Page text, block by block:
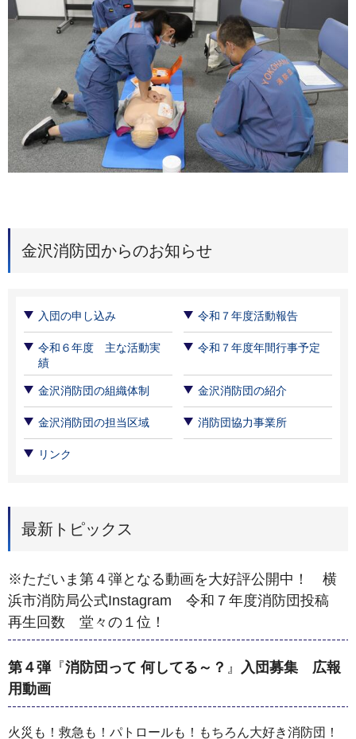
金沢消防団からのお知らせ
入団の申し込み 令和７年度活動報告
令和６年度 主な活動実
績
令和７年度年間行事予定
金沢消防団の組織体制 金沢消防団の紹介
金沢消防団の担当区域 消防団協力事業所
リンク
最新トピックス
※ただいま第４弾となる動画を大好評公開中！ 横
浜市消防局公式Instagram 令和７年度消防団投稿
再生回数 堂々の１位！
第４弾『消防団って 何してる～？ 』 入団募集 広報
用動画
火災も！救急も！パトロールも！もちろん大好き消防団！